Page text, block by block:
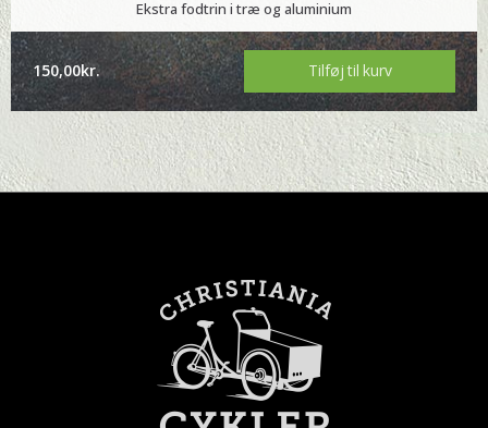
Ekstra fodtrin i træ og aluminium
150,00kr. Tilføj til kurv